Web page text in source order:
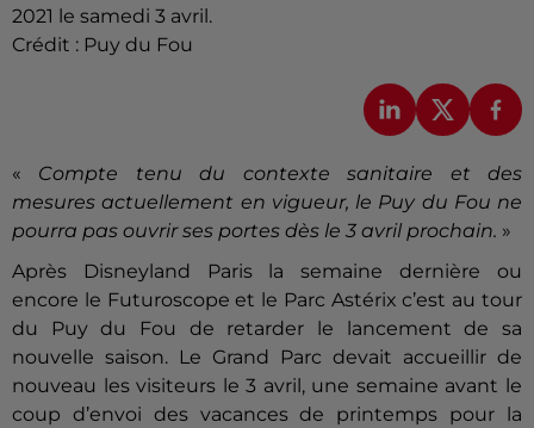
2021 le samedi 3 avril.
Crédit : Puy du Fou
« Compte tenu du contexte sanitaire et des
mesures actuellement en vigueur, le Puy du Fou ne
pourra pas ouvrir ses portes dès le 3 avril prochain. »
Après Disneyland Paris la semaine dernière ou
encore le Futuroscope et le Parc Astérix c’est au tour
du Puy du Fou de retarder le lancement de sa
nouvelle saison. Le Grand Parc devait accueillir de
nouveau les visiteurs le 3 avril, une semaine avant le
coup d’envoi des vacances de printemps pour la